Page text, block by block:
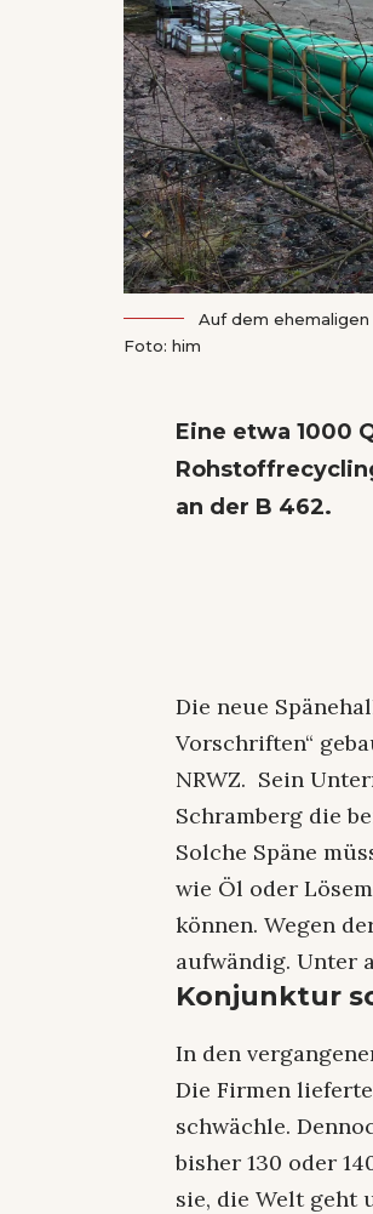
Auf dem
Foto: him
Eine etwa 1000
an der B 462.
Die neue
Vorschriften“
NRWZ. Sein
Schramberg die
Solche Späne
wie Öl oder
können. Wegen
aufwändig. Unter
Konjunktur
In den
Die Firmen
schwächle.
bisher 130 oder
sie, die Welt geht